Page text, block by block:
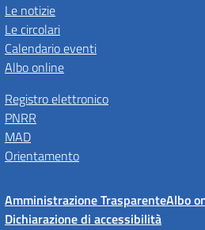
Le notizie
Le circolari
Calendario eventi
Albo online
Registro elettronico
PNRR
MAD
Orientamento
Amministrazione TrasparenteAlbo
Dichiarazione di accessibilità